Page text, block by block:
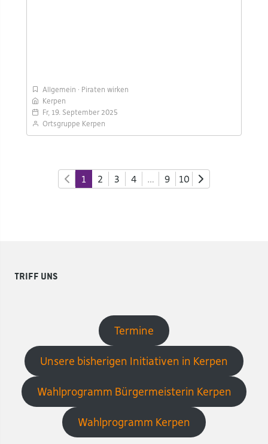
Allgemein
Piraten wirken
Kerpen
Fr, 19. September 2025
Ortsgruppe Kerpen
1 2 3 4 … 9 10
Triff uns
Termine
Unsere bisherigen Initiativen in Kerpen
Wahlprogramm Bürgermeisterin Kerpen
Wahlprogramm Kerpen